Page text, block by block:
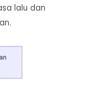
lalu dan